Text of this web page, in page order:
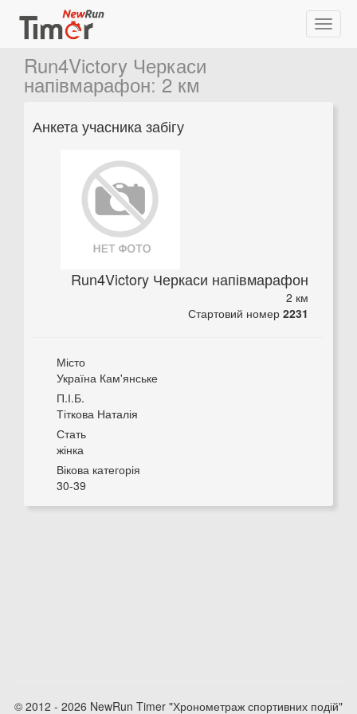
Run4Victory Черкаси
напівмарафон:2 км
Анкета учасника забігу
Run4Victory Черкаси напівмарафон
2 км
Стартовий номер 2231
Місто
Україна Кам'янське
П.І.Б.
Тіткова Наталія
Стать
жінка
Вікова категорія
30-39
© 2012 - 2026 NewRun Timer "Хронометраж спортивних подій"